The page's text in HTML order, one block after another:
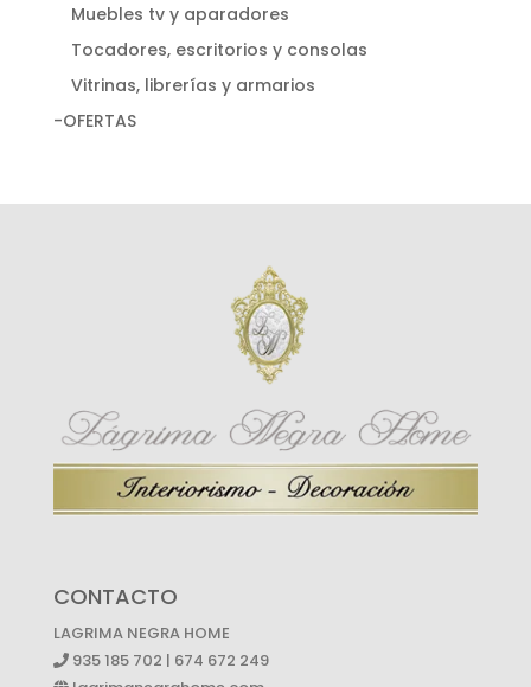
Muebles tv y aparadores
Tocadores, escritorios y consolas
Vitrinas, librerías y armarios
-OFERTAS
CONTACTO
LAGRIMA NEGRA HOME
935 185 702 | 674 672 249